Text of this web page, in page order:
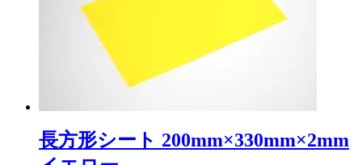
長方形シート 200mm×330mm×2mm